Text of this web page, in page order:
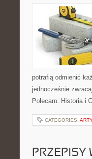
potrafią odmienić
jednocześnie
Polecam: Historia i
CATEGORIES:
PRZEPISY